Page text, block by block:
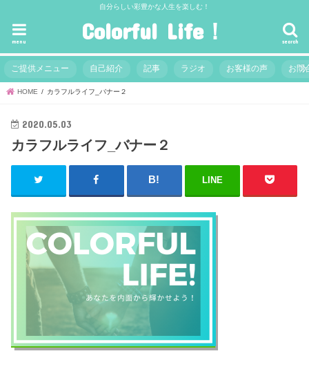
自分らしい彩豊かな人生を楽しむ！
Colorful Life！ search
menu
ご提供メニュー 自己紹介 記事 ラジオ お客様の声 お問
HOME カラフルライフ_バナー２
2020.05.03
カラフルライフ_バナー２
LINE